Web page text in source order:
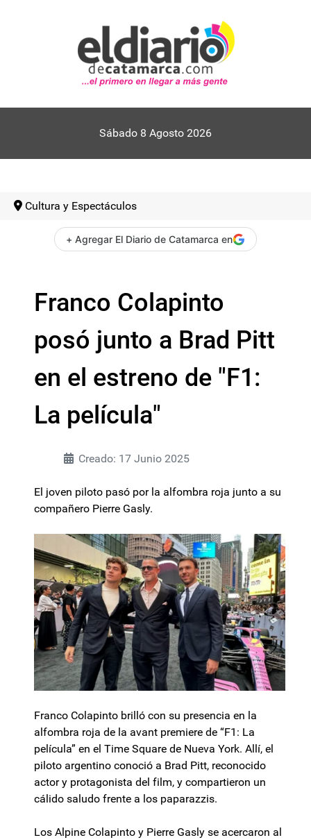
Sábado 8 Agosto 2026
Cultura y Espectáculos
+ Agregar El Diario de Catamarca en
Franco Colapinto
posó junto a Brad Pitt
en el estreno de "F1:
La película"
Creado: 17 Junio 2025
El joven piloto pasó por la alfombra roja junto a su
compañero Pierre Gasly.
Franco Colapinto brilló con su presencia en la
alfombra roja de la avant premiere de “F1: La
película” en el Time Square de Nueva York. Allí, el
piloto argentino conoció a Brad Pitt, reconocido
actor y protagonista del film, y compartieron un
cálido saludo frente a los paparazzis.
Los Alpine Colapinto y Pierre Gasly se acercaron al